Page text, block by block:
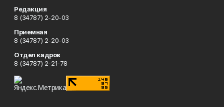
Редакция
8 (34787) 2-20-03
Приемная
8 (34787) 2-20-03
Отдел кадров
8 (34787) 2-21-78